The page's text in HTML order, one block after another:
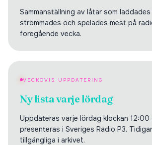
Sammanställning av låtar som laddades
strömmades och spelades mest på
föregående vecka.
VECKOVIS UPPDATERING
Ny lista varje lördag
Uppdateras varje lördag klockan 12:00
presenteras i Sveriges Radio P3.
tillgängliga i arkivet.